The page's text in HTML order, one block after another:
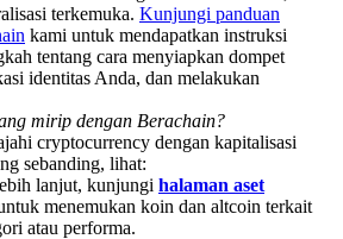
to Share 25000 USDT prize pool!
& Win
prize pool
terkemuka. Kunjungi panduan
kami untuk mendapatkan instruksi
tentang cara menyiapkan dompet
identitas Anda, dan melakukan
mirip dengan Berachain?
cryptocurrency dengan kapitalisasi
sebanding, lihat:
lanjut, kunjungi halaman aset
menemukan koin dan altcoin terkait
atau performa.